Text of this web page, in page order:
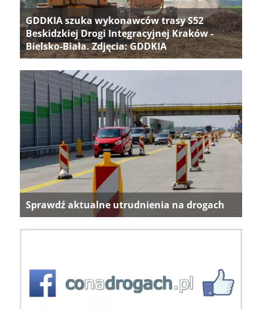
GDDKIA szuka wykonawców trasy S52
Beskidzkiej Drogi Integracyjnej Kraków -
Bielsko-Biała. Zdjęcia: GDDKIA
Sprawdź aktualne utrudnienia na drogach